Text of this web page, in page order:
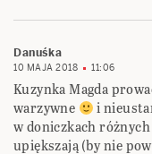
Danuśka
10 MAJA 2018 11:06
Kuzynka Magda
warzywne
i
w doniczkach
upiększają (by nie